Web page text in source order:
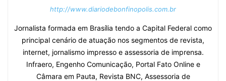
http://www.diariodebonfinopolis.com.br
Jornalista formada em Brasília tendo a Capital Federal como
principal cenário de atuação nos segmentos de revista,
internet, jornalismo impresso e assessoria de imprensa.
Infraero, Engenho Comunicação, Portal Fato Online e
Câmara em Pauta, Revista BNC, Assessoria de